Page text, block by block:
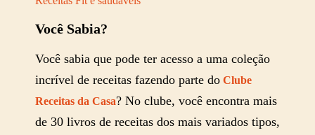
Você Sabia?
Você sabia que pode ter acesso a uma coleção
incrível de receitas fazendo parte do Clube
Receitas da Casa? No clube, você encontra mais
de 30 livros de receitas dos mais variados tipos,